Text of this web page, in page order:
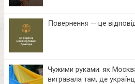
Повернення — це
Чужими руками: як
вигравала там, де